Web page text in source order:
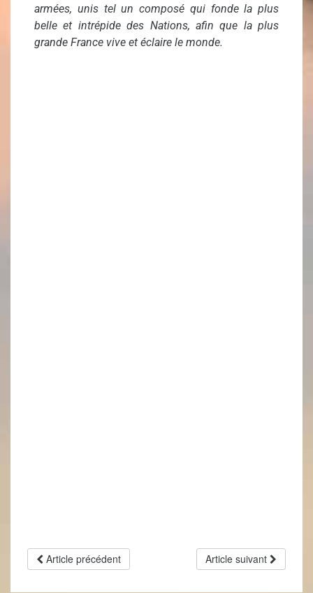
armées, unis tel un composé qui fonde la plus
belle et intrépide des Nations, afin que la plus
grande France vive et éclaire le monde.
Article précédent Article suivant